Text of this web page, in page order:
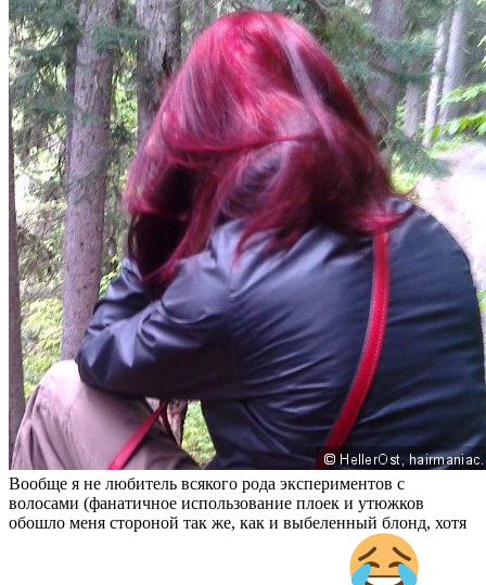
Вообще я не любитель всякого рода экспериментов с
волосами (фанатичное использование плоек и утюжков
обошло меня стороной так же, как и выбеленный блонд, хотя